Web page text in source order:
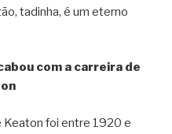
tadinha, é um eterno
com a carreira de
Keaton foi entre 1920 e